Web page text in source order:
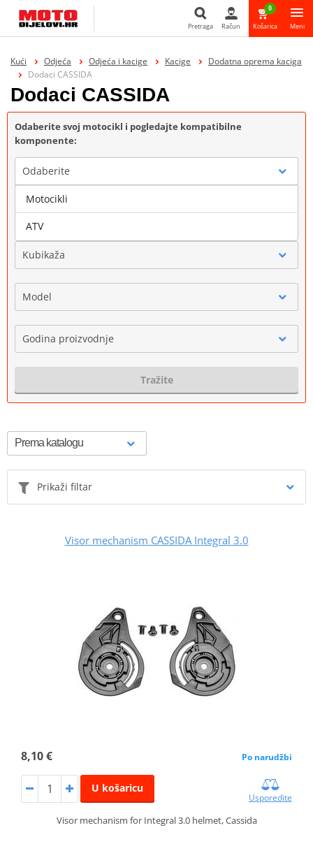
Pretraga
Pretraga Račun
0
Košarica Meni
Kući Odjeća Odjeća i kacige Kacige
Dodatna oprema kaciga
Dodaci CASSIDA
Dodaci CASSIDA
Odaberite svoj motocikl i pogledajte kompatibilne
komponente:
Odaberite
Marka
Kubikaža
Model
Godina proizvodnje
Tražite
Prikaži filtar
Visor mechanism CASSIDA Integral 3.0
8,10 € Po narudžbi
U košaricu
Usporedite
Visor mechanism for Integral 3.0 helmet, Cassida
Motocikli
ATV